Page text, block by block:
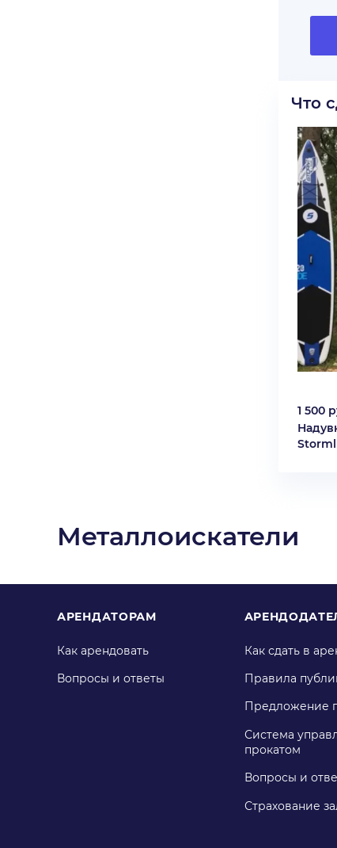
Что
1 500
Металлоискатели
АРЕНДАТОРАМ
Как арендовать
Вопросы и ответы
Как сдать в
Правила
Предложение
Система
прокатом
Вопросы и
Страхование